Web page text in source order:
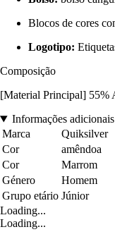
Blocos de cores
Logotipo:
Composição
[Material Principal] 55%
Informações adicionais
Marca
Quiksilver
Cor
amêndoa
Cor
Marrom
Género
Homem
Grupo etário Júnior
Loading...
Loading...